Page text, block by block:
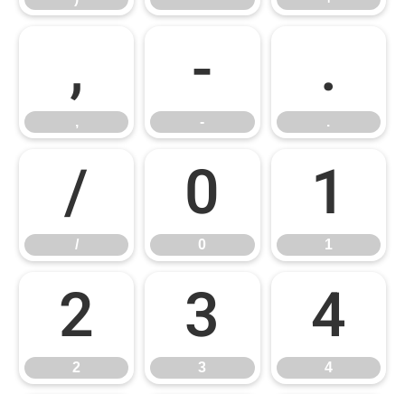
,
,
-
-
.
.
/
/
0
0
1
1
2
2
3
3
4
4